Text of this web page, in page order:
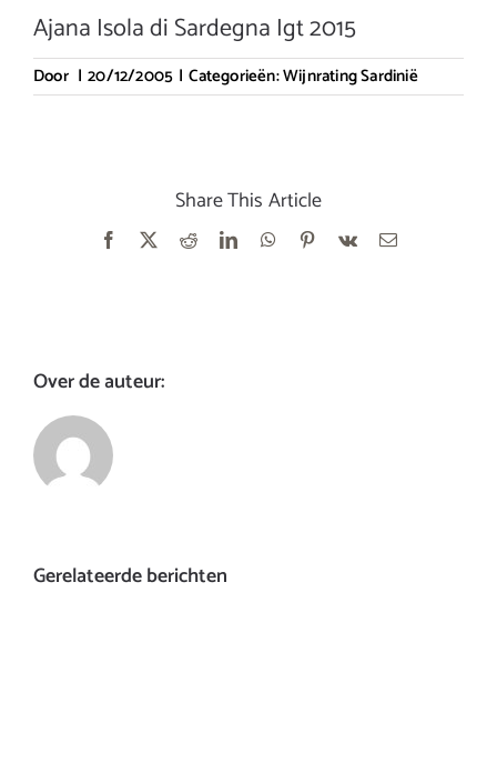
Ajana Isola di Sardegna Igt 2015
Door | 20/12/2005 | Categorieën:Wijnrating Sardinië
Share This Article
Facebook RedditLinkedInWhatsApp
Pinterest
Vk
E-
Over de auteur:
Gerelateerde berichten